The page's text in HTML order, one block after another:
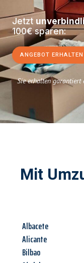
Jetzt
100€ sparen:
ANGEBOT ERHALTEN
Sie erhalten
Mit
Albacete
Alicante
Bilbao